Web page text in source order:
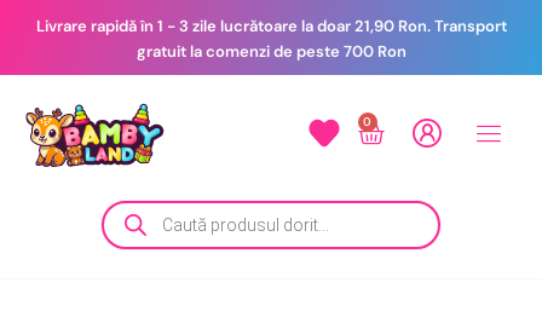
Livrare rapidă în 1 - 3 zile lucrătoare la doar 21,90 Ron. Transport
gratuit la comenzi de peste 700 Ron
0